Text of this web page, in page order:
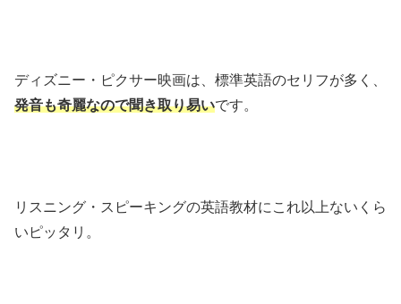
ディズニー・ピクサー映画は、標準英語のセリフが多く、
発音も奇麗なので聞き取り易いです。
リスニング・スピーキングの英語教材にこれ以上ないくら
いピッタリ。